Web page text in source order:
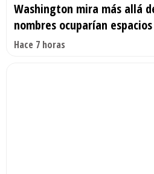
Washington mira más allá
nombres ocuparían
Hace 7 horas